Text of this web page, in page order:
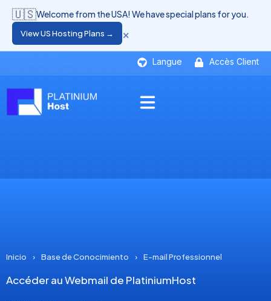
Langue Accès Client
🇺🇸Welcome from the USA! We have special plans for you.
View US Hosting Plans → ×
Inicio › Base de Conocimiento › E-mail Professionnel
Accéder au Webmail de PlatiniumHost